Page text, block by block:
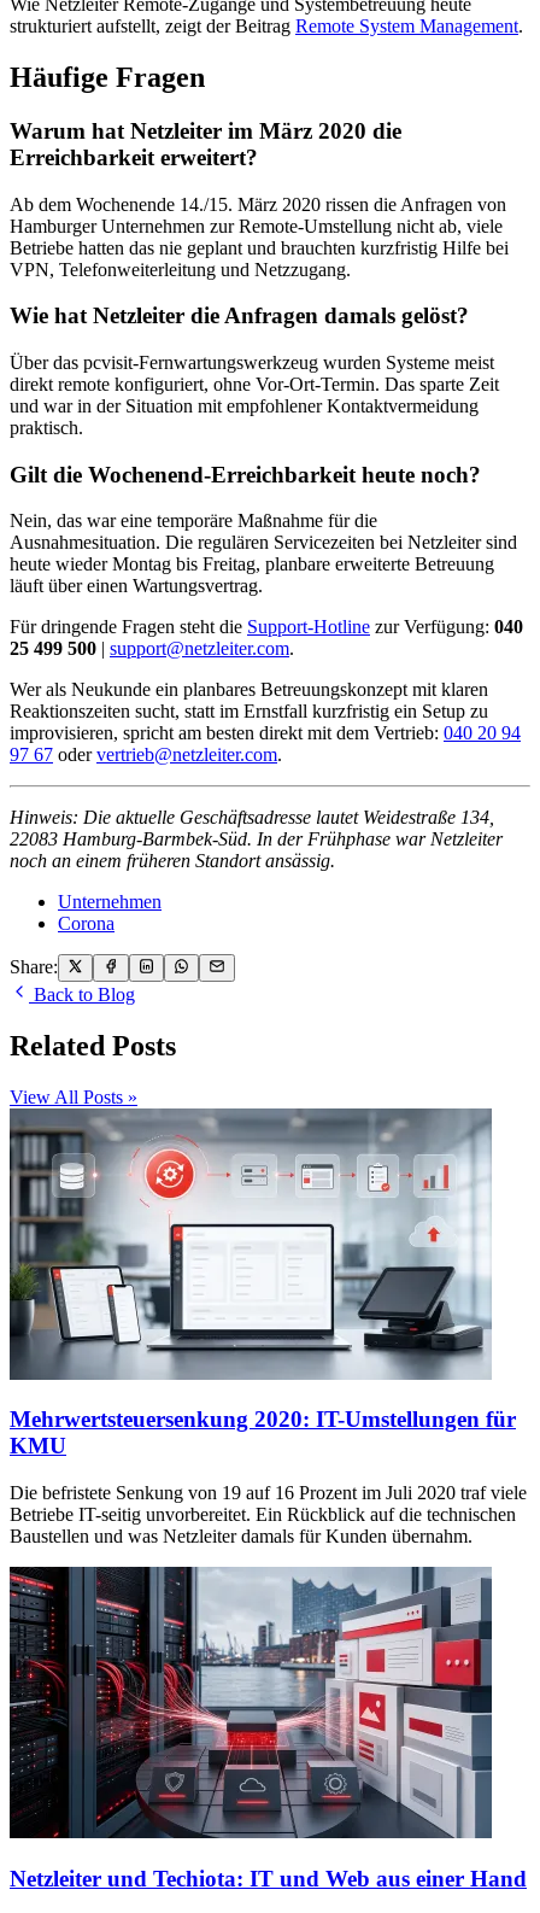
Wie Netzleiter Remote-Zugänge und Systembetreuung heute
strukturiert aufstellt, zeigt der Beitrag Remote System Management.
Häufige Fragen
Warum hat Netzleiter im März 2020 die
Erreichbarkeit erweitert?
Ab dem Wochenende 14./15. März 2020 rissen die Anfragen von
Hamburger Unternehmen zur Remote-Umstellung nicht ab, viele
Betriebe hatten das nie geplant und brauchten kurzfristig Hilfe bei
VPN, Telefonweiterleitung und Netzzugang.
Wie hat Netzleiter die Anfragen damals gelöst?
Über das pcvisit-Fernwartungswerkzeug wurden Systeme meist
direkt remote konfiguriert, ohne Vor-Ort-Termin. Das sparte Zeit
und war in der Situation mit empfohlener Kontaktvermeidung
praktisch.
Gilt die Wochenend-Erreichbarkeit heute noch?
Nein, das war eine temporäre Maßnahme für die
Ausnahmesituation. Die regulären Servicezeiten bei Netzleiter sind
heute wieder Montag bis Freitag, planbare erweiterte Betreuung
läuft über einen Wartungsvertrag.
Für dringende Fragen steht die Support-Hotline zur Verfügung: 040
25 499 500 | support@netzleiter.com.
Wer als Neukunde ein planbares Betreuungskonzept mit klaren
Reaktionszeiten sucht, statt im Ernstfall kurzfristig ein Setup zu
improvisieren, spricht am besten direkt mit dem Vertrieb: 040 20 94
97 67 odervertrieb@netzleiter.com.
Hinweis: Die aktuelle Geschäftsadresse lautet Weidestraße 134,
22083 Hamburg-Barmbek-Süd. In der Frühphase war Netzleiter
noch an einem früheren Standort ansässig.
Unternehmen
Corona
Share:
Back to Blog
Related Posts
View All Posts »
Mehrwertsteuersenkung 2020: IT-Umstellungen für
KMU
Die befristete Senkung von 19 auf 16 Prozent im Juli 2020 traf viele
Betriebe IT-seitig unvorbereitet. Ein Rückblick auf die technischen
Baustellen und was Netzleiter damals für Kunden übernahm.
Netzleiter und Techiota: IT und Web aus einer Hand